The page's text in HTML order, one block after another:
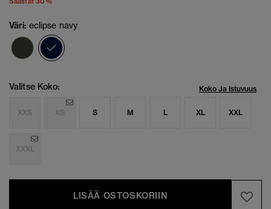
Väri: eclipse navy
Valitse Koko: Koko Ja Istuvuus
XXS XS S M L XL XXL
XXXL
LISÄÄ OSTOSKORIIN